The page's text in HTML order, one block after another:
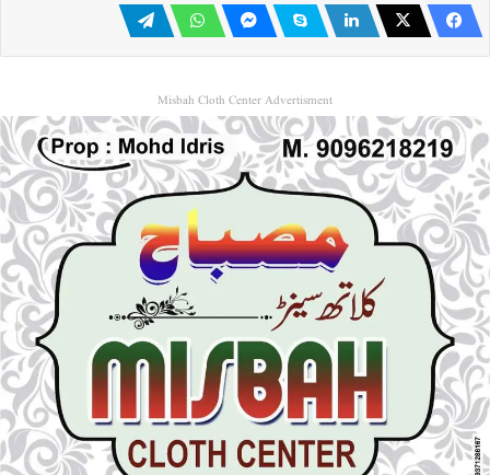
Misbah Cloth Center Advertisment